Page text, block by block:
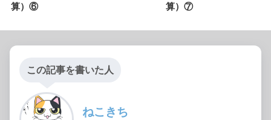
算）⑥
算）⑦
この記事を書いた人
ねこきち